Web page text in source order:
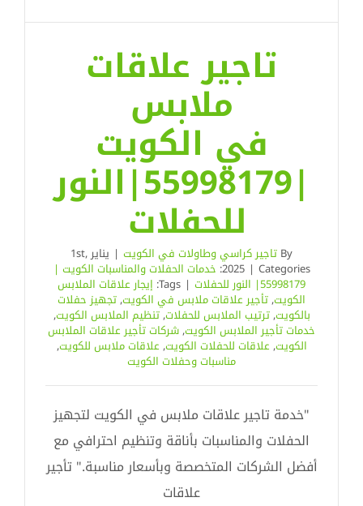
تاجير علاقات
ملابس
في الكويت
|55998179|النور
للحفلات
By تاجير كراسي وطاولات في الكويت | يناير 1st,
2025 | Categories: خدمات الحفلات والمناسبات الكويت |
55998179| النور للحفلات |
Tags: إيجار علاقات الملابس
الكويت,تأجير علاقات ملابس في الكويت,تجهيز حفلات
بالكويت,ترتيب الملابس للحفلات,تنظيم الملابس الكويت,
خدمات تأجير الملابس الكويت,شركات تأجير علاقات الملابس
الكويت,علاقات للحفلات الكويت,علاقات ملابس للكويت,
مناسبات وحفلات الكويت
"خدمة تاجير علاقات ملابس في الكويت لتجهيز
الحفلات والمناسبات بأناقة وتنظيم احترافي مع
أفضل الشركات المتخصصة وبأسعار مناسبة." تأجير
علاقات